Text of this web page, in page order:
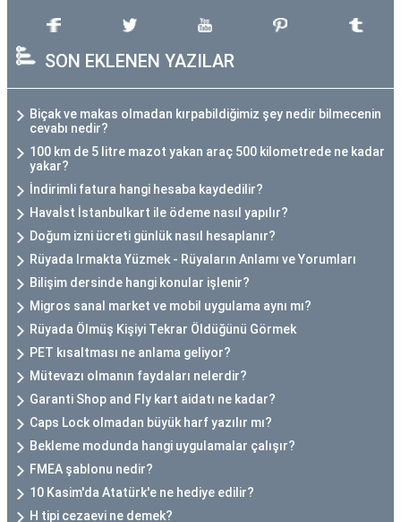
SON EKLENEN YAZILAR
Biçak ve makas olmadan kırpabildiğimiz şey nedir bilmecenin
cevabı nedir?
100 km de 5 litre mazot yakan araç 500 kilometrede ne kadar
yakar?
İndirimli fatura hangi hesaba kaydedilir?
Havaİst İstanbulkart ile ödeme nasıl yapılır?
Doğum izni ücreti günlük nasıl hesaplanır?
Rüyada Irmakta Yüzmek - Rüyaların Anlamı ve Yorumları
Bilişim dersinde hangi konular işlenir?
Migros sanal market ve mobil uygulama aynı mı?
Rüyada Ölmüş Kişiyi Tekrar Öldüğünü Görmek
PET kısaltması ne anlama geliyor?
Mütevazı olmanın faydaları nelerdir?
Garanti Shop and Fly kart aidatı ne kadar?
Caps Lock olmadan büyük harf yazılır mı?
Bekleme modunda hangi uygulamalar çalışır?
FMEA şablonu nedir?
10 Kasim'da Atatürk'e ne hediye edilir?
H tipi cezaevi ne demek?